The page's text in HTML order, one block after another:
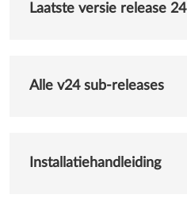
Laatste versie release 24
Alle v24 sub-releases
Installatiehandleiding